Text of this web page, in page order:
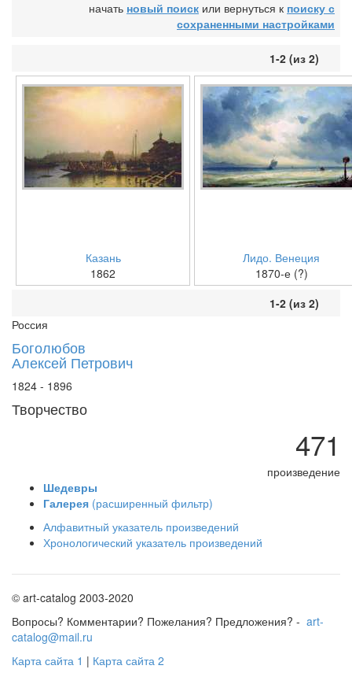
начать новый поиск или вернуться к поиску с
сохраненными настройками
1-2 (из 2)
Казань
1862
Лидо. Венеция
1870-е (?)
1-2 (из 2)
Россия
Боголюбов
Алексей Петрович
1824 - 1896
Творчество
471
произведение
Шедевры
Галерея (расширенный фильтр)
Алфавитный указатель произведений
Хронологический указатель произведений
© art-catalog 2003-2020
Вопросы? Комментарии? Пожелания? Предложения? - art-
catalog@mail.ru
Карта сайта 1 | Карта сайта 2